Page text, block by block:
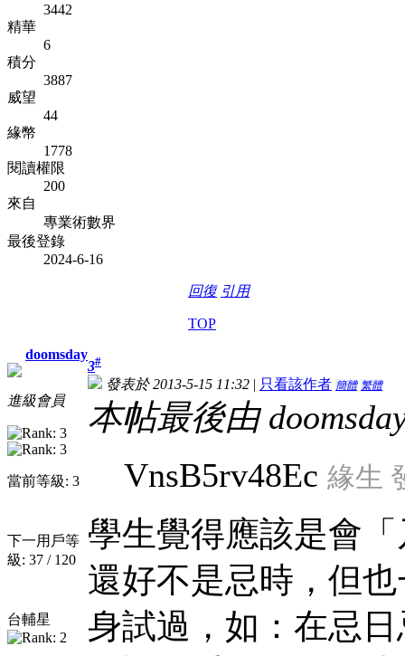
3442
精華
6
積分
3887
威望
44
緣幣
1778
閱讀權限
200
來自
專業術數界
最後登錄
2024-6-16
回復 引用
TOP
doomsday
進級會員
當前等級: 3
下一用戶等
級: 37 / 120
台輔星
3#
發表於 2013-5-15 11:32 | 只看該作者 簡體 繁體
本帖最後由
VnsB5rv48Ec 緣生
學生覺得應該是會
還好不是忌時，但
身試過，如：在忌